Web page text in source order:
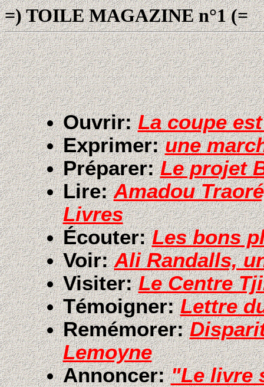
=) TOILE MAGAZINE n°1 (=
Ouvrir:La coupe
Exprimer:une
Préparer:Le projet
Lire:Amadou
Livres
Écouter:Les bons
Voir:Ali Randalls,
Visiter:Le Centre
Témoigner:Lettre
Remémorer:
Lemoyne
Annoncer:"Le livre